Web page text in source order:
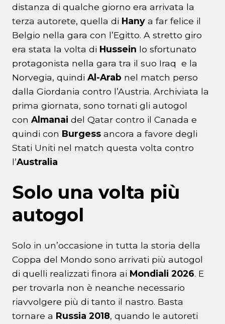
distanza di qualche giorno era arrivata la
terza autorete, quella di Hany a far felice il
Belgio nella gara con l’Egitto. A stretto giro
era stata la volta di Hussein lo sfortunato
protagonista nella gara tra il suo Iraq e la
Norvegia, quindi Al-Arab nel match perso
dalla Giordania contro l’Austria. Archiviata la
prima giornata, sono tornati gli autogol
con Almanai del Qatar contro il Canada e
quindi con Burgess ancora a favore degli
Stati Uniti nel match questa volta contro
l’Australia
Solo una volta più
autogol
Solo in un’occasione in tutta la storia della
Coppa del Mondo sono arrivati più autogol
di quelli realizzati finora ai Mondiali 2026. E
per trovarla non è neanche necessario
riavvolgere più di tanto il nastro. Basta
tornare a Russia 2018, quando le autoreti